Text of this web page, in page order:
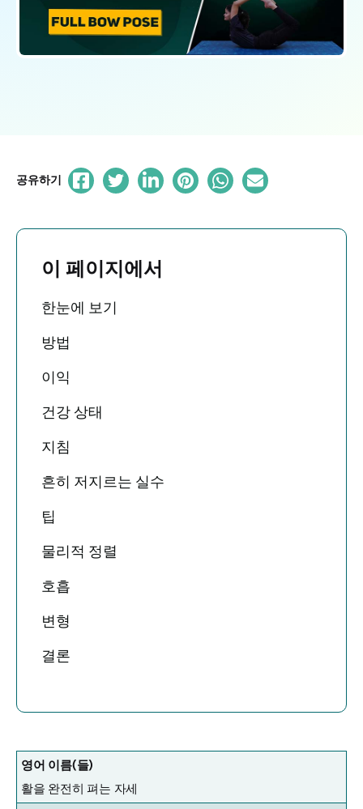
공유하기
이 페이지에서
한눈에 보기
방법
이익
건강 상태
지침
흔히 저지르는 실수
팁
물리적 정렬
호흡
변형
결론
영어 이름(들)
활을 완전히 펴는 자세